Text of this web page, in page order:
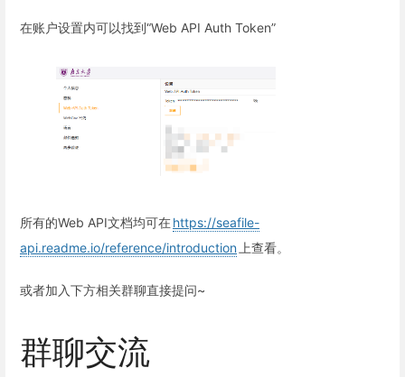
在账户设置内可以找到“Web API Auth Token”
所有的Web API文档均可在https://seafile-
api.readme.io/reference/introduction 上查看。
或者加入下方相关群聊直接提问~
群聊交流